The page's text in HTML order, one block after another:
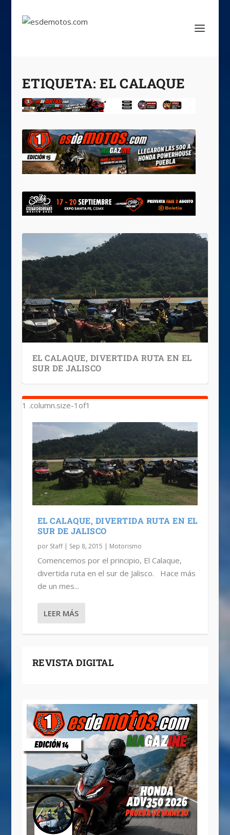
ETIQUETA: EL CALAQUE
EL CALAQUE, DIVERTIDA RUTA EN EL
SUR DE JALISCO
EL CALAQUE, DIVERTIDA RUTA EN EL
SUR DE JALISCO
por Staff| Sep 8, 2015 | Motorismo
Comencemos por el principio, El Calaque,
divertida ruta en el sur de Jalisco. Hace más
de un mes...
LEER MÁS
REVISTA DIGITAL